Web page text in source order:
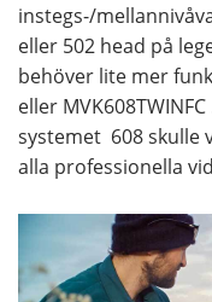
instegs-/
eller 502 head på
behöver lite mer
eller
systemet 608 skulle
alla professionella